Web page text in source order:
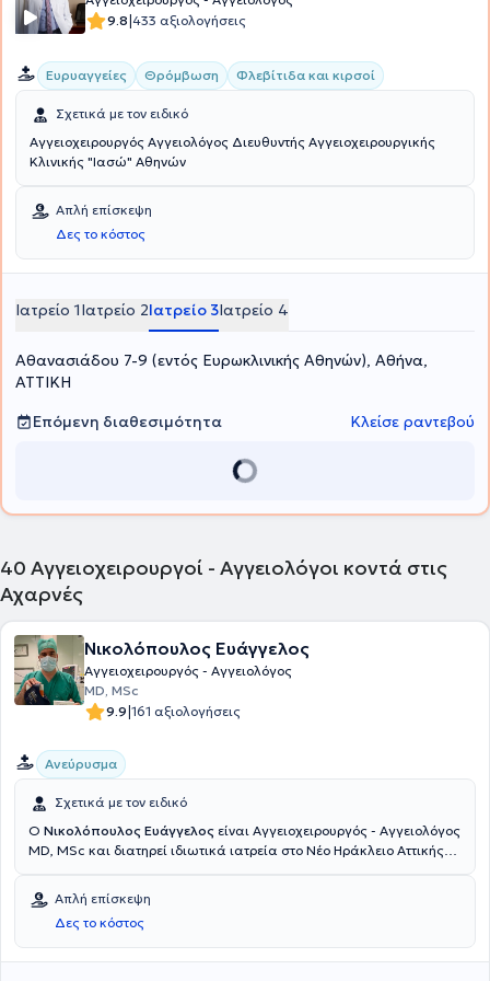
9.8|433 αξιολογήσεις
Ευρυαγγείες Θρόμβωση Φλεβίτιδα και κιρσοί
Σχετικά με τον ειδικό
Αγγειοχειρουργός Αγγειολόγος Διευθυντής Αγγειοχειρουργικής
Κλινικής "Ιασώ" Αθηνών
Απλή επίσκεψη
Δες το κόστος
Ιατρείο 1Ιατρείο 2Ιατρείο 3Ιατρείο 4
Αθανασιάδου 7-9 (εντός Ευρωκλινικής Αθηνών), Αθήνα,
ΑΤΤΙΚΗ
Επόμενη διαθεσιμότητα
Κλείσε ραντεβού
40 Αγγειοχειρουργοί - Αγγειολόγοι κοντά στις
Αχαρνές
Νικολόπουλος Ευάγγελος
Αγγειοχειρουργός - Αγγειολόγος
MD, MSc
9.9|161 αξιολογήσεις
Ανεύρυσμα
Σχετικά με τον ειδικό
Ο Νικολόπουλος Ευάγγελος είναι Αγγειοχειρουργός - Αγγειολόγος
MD, MSc και διατηρεί ιδιωτικά ιατρεία στο Νέο Ηράκλειο Αττικής
Δημοκρίτειου Πανεπιστημίου Θράκης και είναι Επιστημονικός
Συνεργάτης της Πανεπιστημιακής Αγγειοχειρουργικής Κλινικής του
ίδιου Πανεπιστημίου. Είναι Διευθυντής Αγγειοχειρουργός στο
Νοσοκομείο Metropolitan και διετέλεσε Επιμελητής
Απλή επίσκεψη
Δες το κόστος